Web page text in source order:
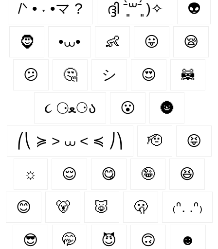
/ᐠ • ˕ •マ ? ദ്ദി ˉ͈̀꒳ˉ͈́ )✧ 👽
🧔 •⩊• 👶 😛 😪
😕 🤔 シ 😍 🦝
૮ ⚆ﻌ⚆ა 😮 🌚
⎛⎝ ≽ > ⩊ < ≼ ⎠⎞ 🫡 😝
☼ 😌 😋 🤪 😆
😊 🐻‍ 🐷 🫢 ₍ᐢ. .ᐢ₎
😎 🤭 😈 🙃 ☻